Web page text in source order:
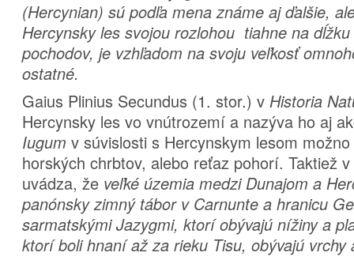
(Hercynian) sú podľa mena známe aj ďalšie,
Hercynsky les svojou rozlohou tiahne na
pochodov, je vzhľadom na svoju veľkosť
ostatné.
Gaius Plinius Secundus (1. stor.) v Historia
Hercynsky les vo vnútrozemí a nazýva ho aj
Iugum v súvislosti s Hercynskym lesom
horských chrbtov, alebo reťaz pohorí. Taktiež
uvádza, že veľké územia medzi Dunajom a
panónsky zimný tábor v Carnunte a hranicu
sarmatskými Jazygmi, ktorí obývajú nížiny a
ktorí boli hnaní až za rieku Tisu, obývajú vrchy